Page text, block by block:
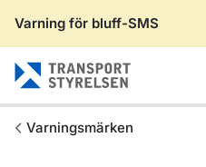
Varning för bluff-SMS
Varningsmärken